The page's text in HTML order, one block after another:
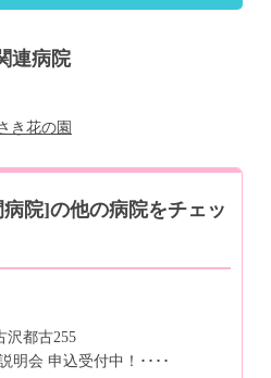
連病院
き花の園
院]の他の病院をチェッ
沢都古255
明会 申込受付中！････